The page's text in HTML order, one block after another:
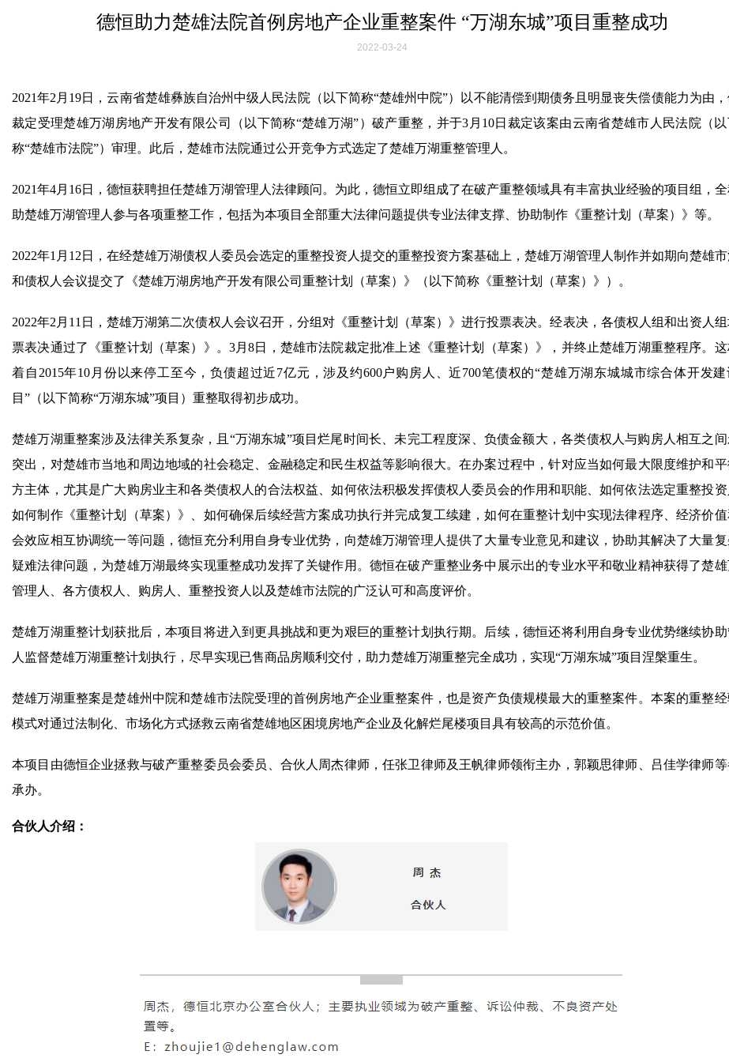
德恒助力楚雄法院首例房地产企业重整案件 “万湖东城”项目重整成功
2022-03-24
2021年2月19日，云南省楚雄彝族自治州中级人民法院（以下简称“楚雄州中院”）以不能清偿到期债务且明显丧失偿债能力为由
裁定受理楚雄万湖房地产开发有限公司（以下简称“楚雄万湖”）破产重整，并于3月10日裁定该案由云南省楚雄市人民法院（
称“楚雄市法院”）审理。此后，楚雄市法院通过公开竞争方式选定了楚雄万湖重整管理人。
2021年4月16日，德恒获聘担任楚雄万湖管理人法律顾问。为此，德恒立即组成了在破产重整领域具有丰富执业经验的项目组，
助楚雄万湖管理人参与各项重整工作，包括为本项目全部重大法律问题提供专业法律支撑、协助制作《重整计划（草案）》等。
2022年1月12日，在经楚雄万湖债权人委员会选定的重整投资人提交的重整投资方案基础上，楚雄万湖管理人制作并如期向楚雄
和债权人会议提交了《楚雄万湖房地产开发有限公司重整计划（草案）》（以下简称《重整计划（草案）》）。
2022年2月11日，楚雄万湖第二次债权人会议召开，分组对《重整计划（草案）》进行投票表决。经表决，各债权人组和出资人
票表决通过了《重整计划（草案）》。3月8日，楚雄市法院裁定批准上述《重整计划（草案）》，并终止楚雄万湖重整程序。
着自2015年10月份以来停工至今，负债超过近7亿元，涉及约600户购房人、近700笔债权的“楚雄万湖东城城市综合体开发建
目”（以下简称“万湖东城”项目）重整取得初步成功。
楚雄万湖重整案涉及法律关系复杂，且“万湖东城”项目烂尾时间长、未完工程度深、负债金额大，各类债权人与购房人相互之
突出，对楚雄市当地和周边地域的社会稳定、金融稳定和民生权益等影响很大。在办案过程中，针对应当如何最大限度维护和平
方主体，尤其是广大购房业主和各类债权人的合法权益、如何依法积极发挥债权人委员会的作用和职能、如何依法选定重整投资
如何制作《重整计划（草案）》、如何确保后续经营方案成功执行并完成复工续建，如何在重整计划中实现法律程序、经济价值
会效应相互协调统一等问题，德恒充分利用自身专业优势，向楚雄万湖管理人提供了大量专业意见和建议，协助其解决了大量复
疑难法律问题，为楚雄万湖最终实现重整成功发挥了关键作用。德恒在破产重整业务中展示出的专业水平和敬业精神获得了楚雄
管理人、各方债权人、购房人、重整投资人以及楚雄市法院的广泛认可和高度评价。
楚雄万湖重整计划获批后，本项目将进入到更具挑战和更为艰巨的重整计划执行期。后续，德恒还将利用自身专业优势继续协助
人监督楚雄万湖重整计划执行，尽早实现已售商品房顺利交付，助力楚雄万湖重整完全成功，实现“万湖东城”项目涅槃重生。
楚雄万湖重整案是楚雄州中院和楚雄市法院受理的首例房地产企业重整案件，也是资产负债规模最大的重整案件。本案的重整经
模式对通过法制化、市场化方式拯救云南省楚雄地区困境房地产企业及化解烂尾楼项目具有较高的示范价值。
本项目由德恒企业拯救与破产重整委员会委员、合伙人周杰律师，任张卫律师及王帆律师领衔主办，郭颖思律师、吕佳学律师
承办。
合伙人介绍：